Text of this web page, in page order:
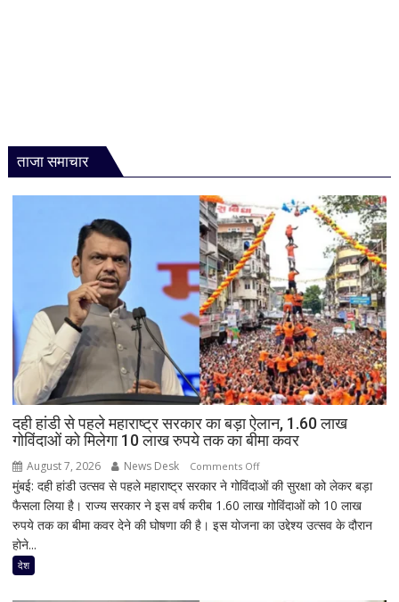
ताजा समाचार
दही हांडी से पहले महाराष्ट्र सरकार का बड़ा ऐलान, 1.60 लाख
गोविंदाओं को मिलेगा 10 लाख रुपये तक का बीमा कवर
August 7, 2026 News Desk Comments Offon
दही
हांडी
से
मुंबई: दही हांडी उत्सव से पहले महाराष्ट्र सरकार ने गोविंदाओं की सुरक्षा को लेकर बड़ा
फैसला लिया है। राज्य सरकार ने इस वर्ष करीब 1.60 लाख गोविंदाओं को 10 लाख
रुपये तक का बीमा कवर देने की घोषणा की है। इस योजना का उद्देश्य उत्सव के दौरान
होने...
देश